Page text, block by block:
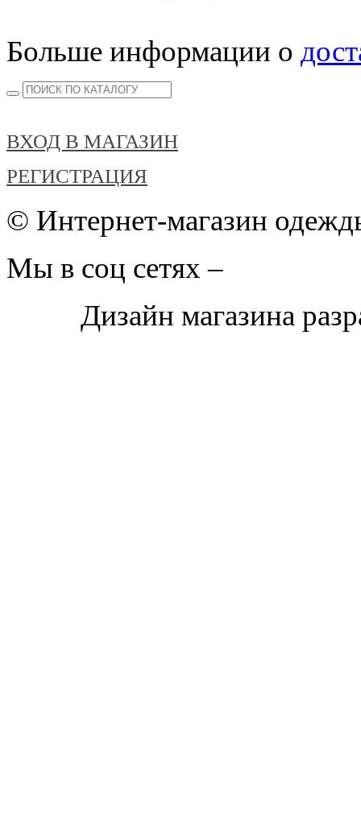
Больше информации о
ВХОД В МАГАЗИН
РЕГИСТРАЦИЯ
© Интернет-магазин
Мы в соц сетях –
Дизайн магазина